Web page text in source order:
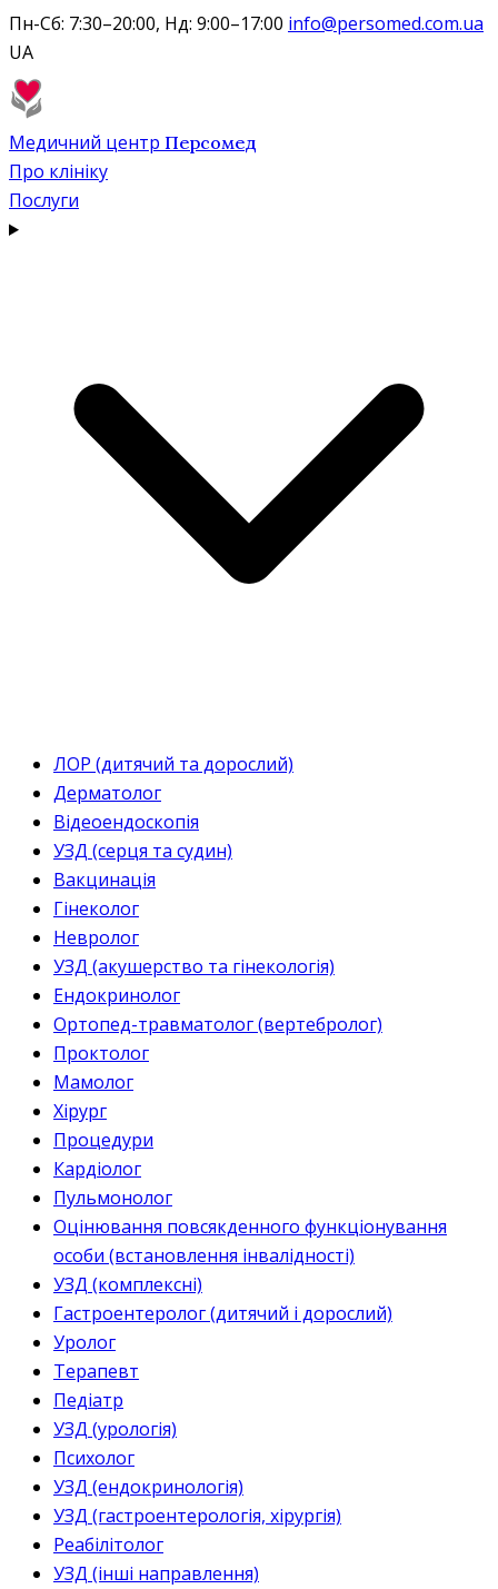
Пн-Сб: 7:30–20:00, Нд: 9:00–17:00 info@persomed.com.ua
UA
Медичний центр Персомед
Про клініку
Послуги
ЛОР (дитячий та дорослий)
Дерматолог
Відеоендоскопія
УЗД (серця та судин)
Вакцинація
Гінеколог
Невролог
УЗД (акушерство та гінекологія)
Ендокринолог
Ортопед-травматолог (вертебролог)
Проктолог
Мамолог
Хірург
Процедури
Кардіолог
Пульмонолог
Оцінювання повсякденного функціонування
особи (встановлення інвалідності)
УЗД (комплексні)
Гастроентеролог (дитячий і дорослий)
Уролог
Терапевт
Педіатр
УЗД (урологія)
Психолог
УЗД (ендокринологія)
УЗД (гастроентерологія, хірургія)
Реабілітолог
УЗД (інші направлення)